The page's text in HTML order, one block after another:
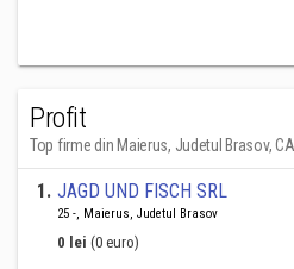
Profit
Top firme din Maierus, Judetul Brasov,
1. JAGD UND FISCH SRL
25 -, Maierus, Judetul Brasov
0 lei (0 euro)